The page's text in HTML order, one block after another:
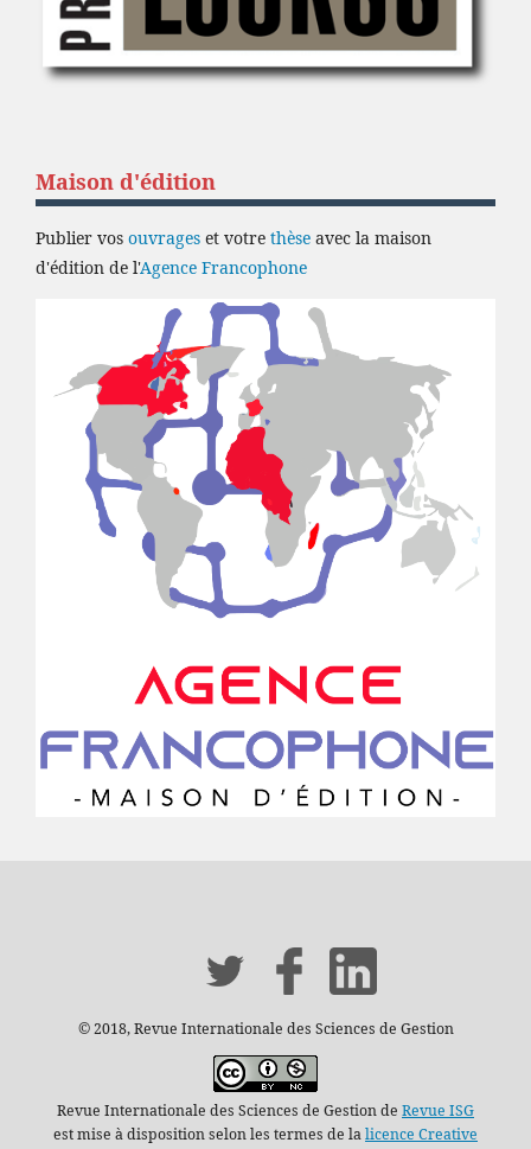
Maison d'édition
Publier vos ouvrages et votre thèse avec la maison
d'édition de l'Agence Francophone
© 2018, Revue Internationale des Sciences de Gestion
Revue Internationale des Sciences de Gestion de Revue ISG
est mise à disposition selon les termes de lalicence Creative